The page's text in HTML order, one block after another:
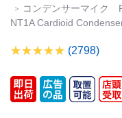
コンデンサーマイク
NT1A Cardioid
(2798)